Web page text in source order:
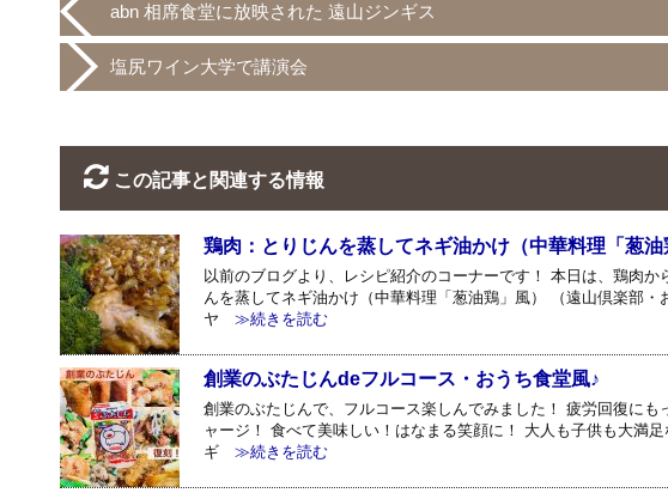
abn 相席食堂に放映された 遠山ジンギス
塩尻ワイン大学で講演会
この記事と関連する情報
鶏肉：とりじんを蒸してネギ油かけ（中華料理「葱
以前のブログより、レシピ紹介のコーナーです！ 本日は、鶏肉
んを蒸してネギ油かけ（中華料理「葱油鶏」風） （遠山倶楽部
ヤ ≫続きを読む
創業のぶたじんdeフルコース・おうち食堂風♪
創業のぶたじんで、フルコース楽しんでみました！ 疲労回復に
ャージ！ 食べて美味しい！はなまる笑顔に！ 大人も子供も大満
ギ≫続きを読む